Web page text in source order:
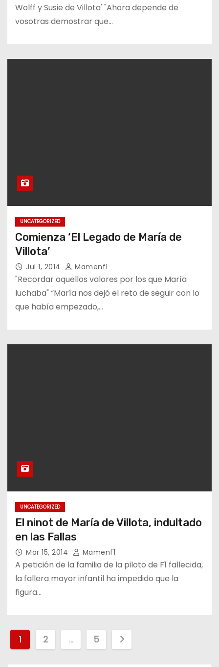
Wolff y Susie de Villota' "Ahora depende de
vosotras demostrar que…
UNCATEGORIZED
Comienza ‘El Legado de María de
Villota’
Jul 1, 2014 Mamenf1
"Recordar aquellos valores por los que María
luchaba" “María nos dejó el reto de seguir con lo
que había empezado,…
UNCATEGORIZED
El ninot de María de Villota, indultado
en las Fallas
Mar 15, 2014 Mamenf1
A petición de la familia de la piloto de F1 fallecida,
la fallera mayor infantil ha impedido que la
figura…
1 2 … 5